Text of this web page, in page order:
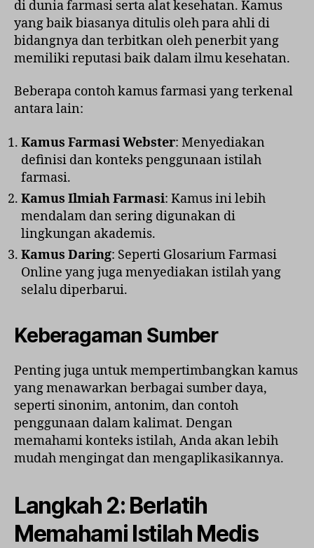
di dunia farmasi serta alat kesehatan. Kamus
yang baik biasanya ditulis oleh para ahli di
bidangnya dan terbitkan oleh penerbit yang
memiliki reputasi baik dalam ilmu kesehatan.
Beberapa contoh kamus farmasi yang terkenal
antara lain:
Kamus Farmasi Webster: Menyediakan
definisi dan konteks penggunaan istilah
farmasi.
Kamus Ilmiah Farmasi: Kamus ini lebih
mendalam dan sering digunakan di
lingkungan akademis.
Kamus Daring: Seperti Glosarium Farmasi
Online yang juga menyediakan istilah yang
selalu diperbarui.
Keberagaman Sumber
Penting juga untuk mempertimbangkan kamus
yang menawarkan berbagai sumber daya,
seperti sinonim, antonim, dan contoh
penggunaan dalam kalimat. Dengan
memahami konteks istilah, Anda akan lebih
mudah mengingat dan mengaplikasikannya.
Langkah 2: Berlatih
Memahami Istilah Medis